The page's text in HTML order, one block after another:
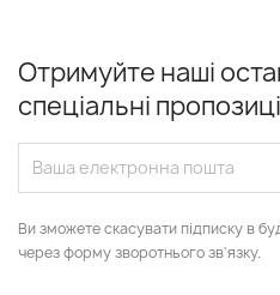
Отримуйте наші
спеціальні
Ви зможете скасувати підписку в
через форму зворотнього зв'язку.